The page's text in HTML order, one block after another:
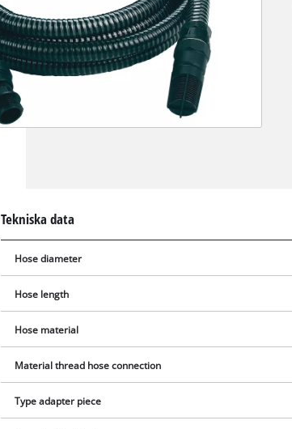
Tekniska data
Hose diameter
Hose length
Hose material
Material thread hose connection
Type adapter piece